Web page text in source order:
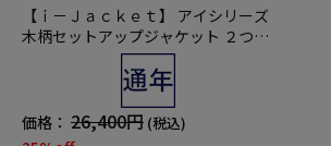
【ｉ－Ｊａｃｋｅｔ】 アイシリーズ
木柄セットアップジャケット ２つボ
タン 形態安定 ストレッチ 軽量 ウォ
ッシャブル 通年
価格： 26,400円 (税込)